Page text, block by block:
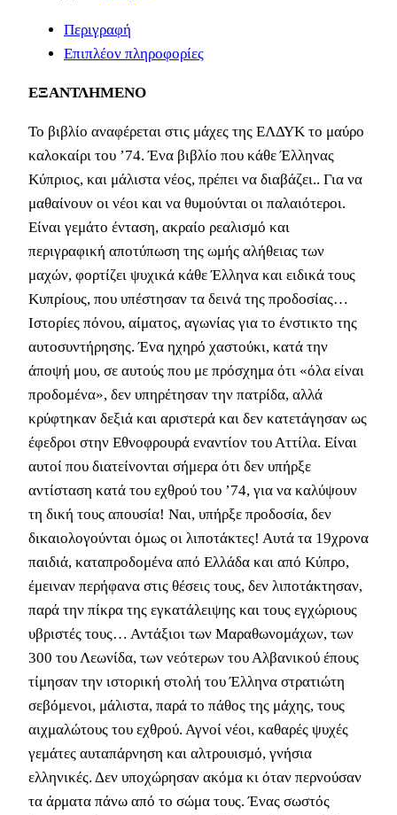
Περιγραφή
Επιπλέον πληροφορίες
ΕΞΑΝΤΛΗΜΕΝΟ
Το βιβλίο αναφέρεται στις μάχες της ΕΛΔΥΚ το μαύρο
καλοκαίρι του ’74. Ένα βιβλίο που κάθε Έλληνας
Κύπριος, και μάλιστα νέος, πρέπει να διαβάζει.. Για να
μαθαίνουν οι νέοι και να θυμούνται οι παλαιότεροι.
Είναι γεμάτο ένταση, ακραίο ρεαλισμό και
περιγραφική αποτύπωση της ωμής αλήθειας των
μαχών, φορτίζει ψυχικά κάθε Έλληνα και ειδικά τους
Κυπρίους, που υπέστησαν τα δεινά της προδοσίας…
Ιστορίες πόνου, αίματος, αγωνίας για το ένστικτο της
αυτοσυντήρησης. Ένα ηχηρό χαστούκι, κατά την
άποψή μου, σε αυτούς που με πρόσχημα ότι «όλα είναι
προδομένα», δεν υπηρέτησαν την πατρίδα, αλλά
κρύφτηκαν δεξιά και αριστερά και δεν κατετάγησαν ως
έφεδροι στην Εθνοφρουρά εναντίον του Αττίλα. Είναι
αυτοί που διατείνονται σήμερα ότι δεν υπήρξε
αντίσταση κατά του εχθρού του ’74, για να καλύψουν
τη δική τους απουσία! Ναι, υπήρξε προδοσία, δεν
δικαιολογούνται όμως οι λιποτάκτες! Αυτά τα 19χρονα
παιδιά, καταπροδομένα από Ελλάδα και από Κύπρο,
έμειναν περήφανα στις θέσεις τους, δεν λιποτάκτησαν,
παρά την πίκρα της εγκατάλειψης και τους εγχώριους
υβριστές τους… Αντάξιοι των Μαραθωνομάχων, των
300 του Λεωνίδα, των νεότερων του Αλβανικού έπους
τίμησαν την ιστορική στολή του Έλληνα στρατιώτη
σεβόμενοι, μάλιστα, παρά το πάθος της μάχης, τους
αιχμαλώτους του εχθρού. Αγνοί νέοι, καθαρές ψυχές
γεμάτες αυταπάρνηση και αλτρουισμό, γνήσια
ελληνικές. Δεν υποχώρησαν ακόμα κι όταν περνούσαν
τα άρματα πάνω από το σώμα τους. Ένας σωστός